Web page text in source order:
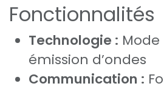
Fonctionnalités
Technologie :
émission d’ondes
Communication :